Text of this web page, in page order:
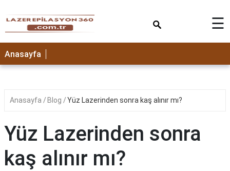
☰
Anasayfa
Anasayfa Blog Yüz Lazerinden sonra kaş alınır mı?
Yüz Lazerinden sonra
kaş alınır mı?